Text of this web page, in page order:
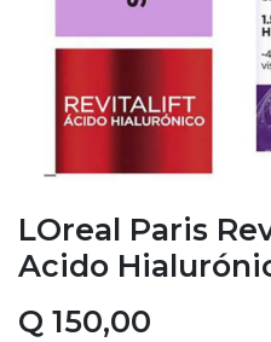
LOreal Paris
Acido
Q 150,00